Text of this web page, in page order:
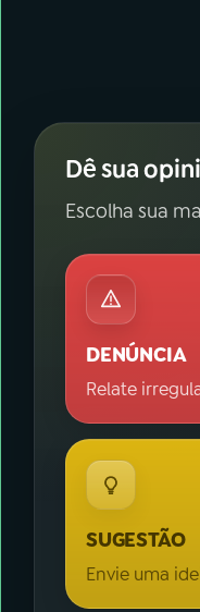
Dê sua
Escolha sua
DENÚNCIA
Relate
SUGESTÃO
Envie uma